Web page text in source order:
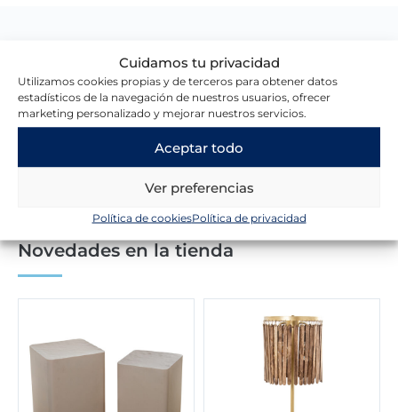
Cuidamos tu privacidad
Utilizamos cookies propias y de terceros para obtener datos
estadísticos de la navegación de nuestros usuarios, ofrecer
marketing personalizado y mejorar nuestros servicios.
Aceptar todo
Ver preferencias
Política de cookiesPolítica de privacidad
Lo que dicen nuestros clientes
Escribir una reseña
Novedades en la tienda